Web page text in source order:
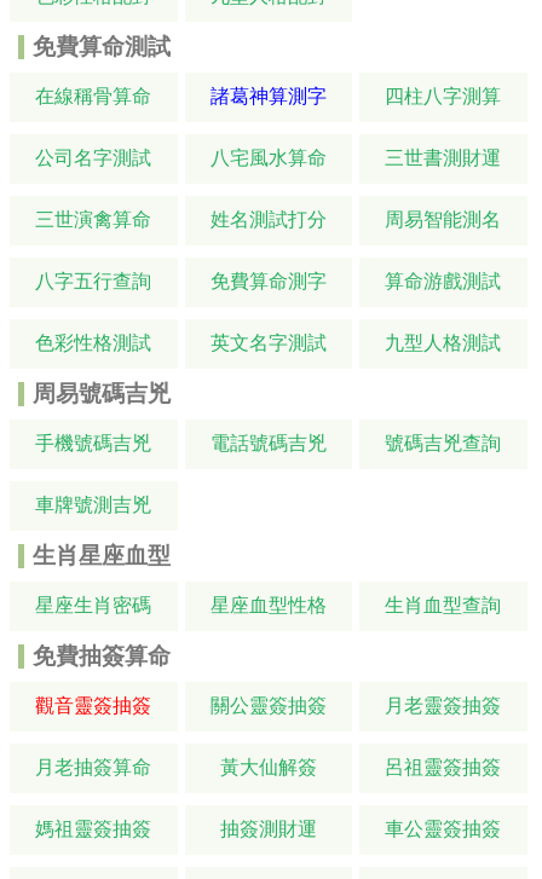
免費算命測試
在線稱骨算命 諸葛神算測字 四柱八字測算
公司名字測試 八宅風水算命 三世書測財運
三世演禽算命 姓名測試打分 周易智能測名
八字五行查詢 免費算命測字 算命游戲測試
色彩性格測試 英文名字測試 九型人格測試
周易號碼吉兇
手機號碼吉兇 電話號碼吉兇 號碼吉兇查詢
車牌號測吉兇
生肖星座血型
星座生肖密碼 星座血型性格 生肖血型查詢
免費抽簽算命
觀音靈簽抽簽 關公靈簽抽簽 月老靈簽抽簽
月老抽簽算命 黃大仙解簽 呂祖靈簽抽簽
媽祖靈簽抽簽 抽簽測財運 車公靈簽抽簽